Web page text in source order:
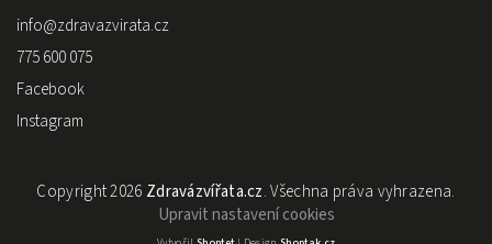
info@zdravazvirata.cz
775 600 075
Facebook
Instagram
Copyright 2026 Zdravázvířata.cz. Všechna práva vyhrazena.
Upravit nastavení cookies